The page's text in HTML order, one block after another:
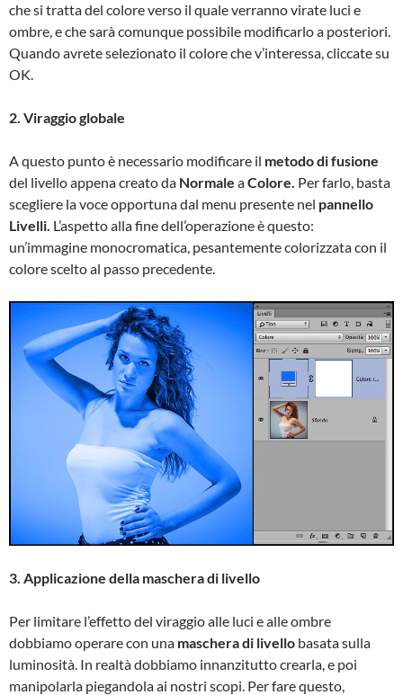
che si tratta del colore verso il quale verranno virate luci e
ombre, e che sarà comunque possibile modificarlo a posteriori.
Quando avrete selezionato il colore che v’interessa, cliccate su
OK.
2. Viraggio globale
A questo punto è necessario modificare il metodo di fusione
del livello appena creato da Normale aColore. Per farlo, basta
scegliere la voce opportuna dal menu presente nel pannello
Livelli. L’aspetto alla fine dell’operazione è questo:
un’immagine monocromatica, pesantemente colorizzata con il
colore scelto al passo precedente.
3. Applicazione della maschera di livello
Per limitare l’effetto del viraggio alle luci e alle ombre
dobbiamo operare con una maschera di livello basata sulla
luminosità. In realtà dobbiamo innanzitutto crearla, e poi
manipolarla piegandola ai nostri scopi. Per fare questo,